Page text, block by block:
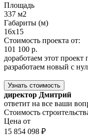
Площадь
337 м2
Габариты (м)
16x15
Стоимость проекта от:
101 100 р.
доработаем этот
разработаем новый с
Узнать стоимость
директор Дмитрий
ответит на все ваши
Стоимость
Цена от
15 854 098 ₽